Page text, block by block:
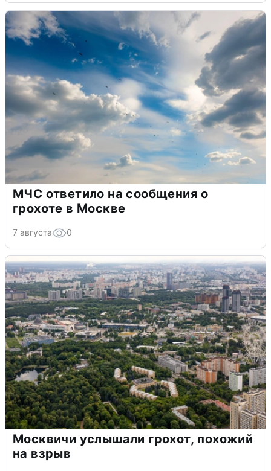
МЧС ответило на сообщения о
грохоте в Москве
7 августа 0
Москвичи услышали грохот, похожий
на взрыв